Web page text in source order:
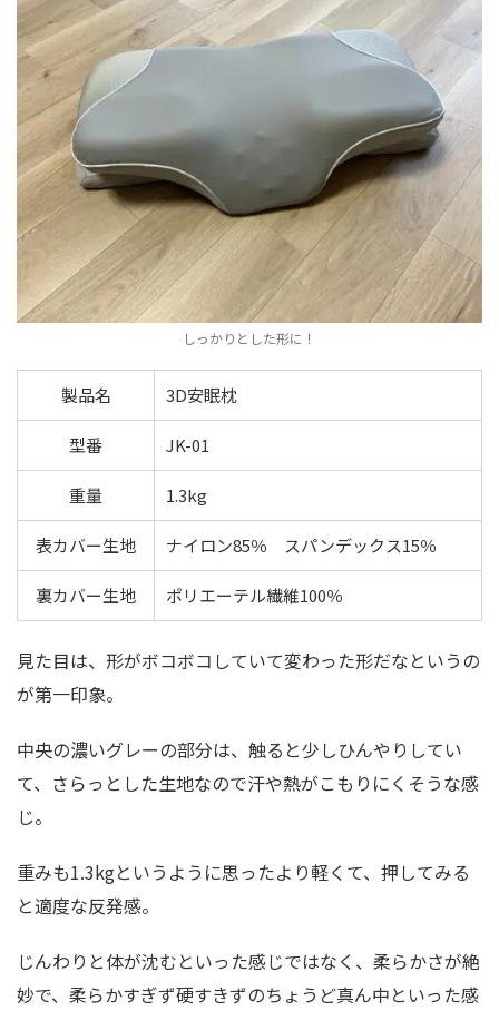
しっかりとした形に！
製品名 3D安眠枕
型番 JK-01
重量 1.3kg
表カバー生地 ナイロン85％ スパンデックス15％
裏カバー生地 ポリエーテル繊維100％
見た目は、形がボコボコしていて変わった形だなというの
が第一印象。
中央の濃いグレーの部分は、触ると少しひんやりしてい
て、さらっとした生地なので汗や熱がこもりにくそうな感
じ。
重みも1.3kgというように思ったより軽くて、押してみる
と適度な反発感。
じんわりと体が沈むといった感じではなく、柔らかさが絶
妙で、柔らかすぎず硬すきずのちょうど真ん中といった感